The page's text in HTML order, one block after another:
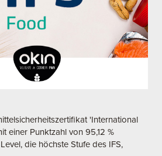
'International
einer Punktzahl von 95,12 %
die höchste Stufe des IFS,